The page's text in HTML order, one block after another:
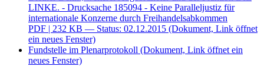
LINKE. - Drucksache 185094 - Keine Paralleljustiz für
internationale Konzerne durch Freihandelsabkommen
PDF | 232 KB — Status: 02.12.2015 (Dokument, Link öffnet
ein neues Fenster)
Fundstelle im Plenarprotokoll (Dokument, Link öffnet ein
neues Fenster)